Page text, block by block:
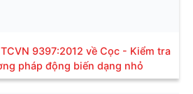
9397:2012 về Cọc - Kiểm tra
pháp động biến dạng nhỏ